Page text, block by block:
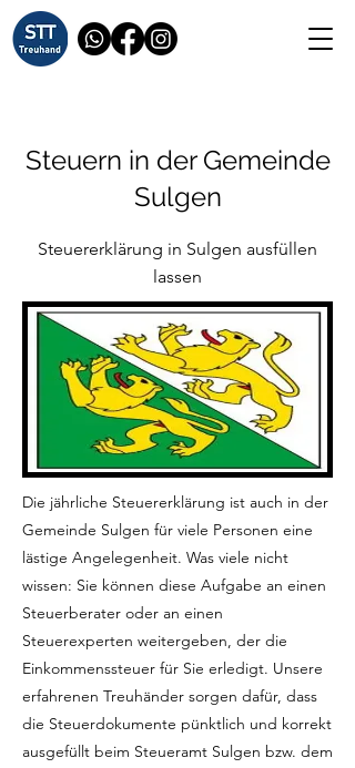
Steuern in der Gemeinde
Sulgen
Steuererklärung in Sulgen ausfüllen
lassen
Die jährliche Steuererklärung ist auch in der
Gemeinde Sulgen für viele Personen eine
lästige Angelegenheit. Was viele nicht
wissen: Sie können diese Aufgabe an einen
Steuerberater oder an einen
Steuerexperten weitergeben, der die
Einkommenssteuer für Sie erledigt. Unsere
erfahrenen Treuhänder sorgen dafür, dass
die Steuerdokumente pünktlich und korrekt
ausgefüllt beim Steueramt Sulgen bzw. dem